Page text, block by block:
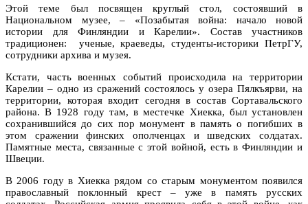
Этой теме был посвящен круглый стол, состоявший в
Национальном музее, – «Позабытая война: начало новой
истории для Финляндии и Карелии». Состав участников
традиционен: ученые, краеведы, студенты-историки ПетрГУ,
сотрудники архива и музея.
Кстати, часть военных событий происходила на территории
Карелии – одно из сражений состоялось у озера Пялкъярви, на
территории, которая входит сегодня в состав Сортавальского
района. В 1928 году там, в местечке Хиекка, был установлен
сохранившийся до сих пор монумент в память о погибших в
этом сражении финских ополченцах и шведских солдатах.
Памятные места, связанные с этой войной, есть в Финляндии и
Швеции.
В 2006 году в Хиекка рядом со старым монументом появился
православный поклонный крест – уже в память русских